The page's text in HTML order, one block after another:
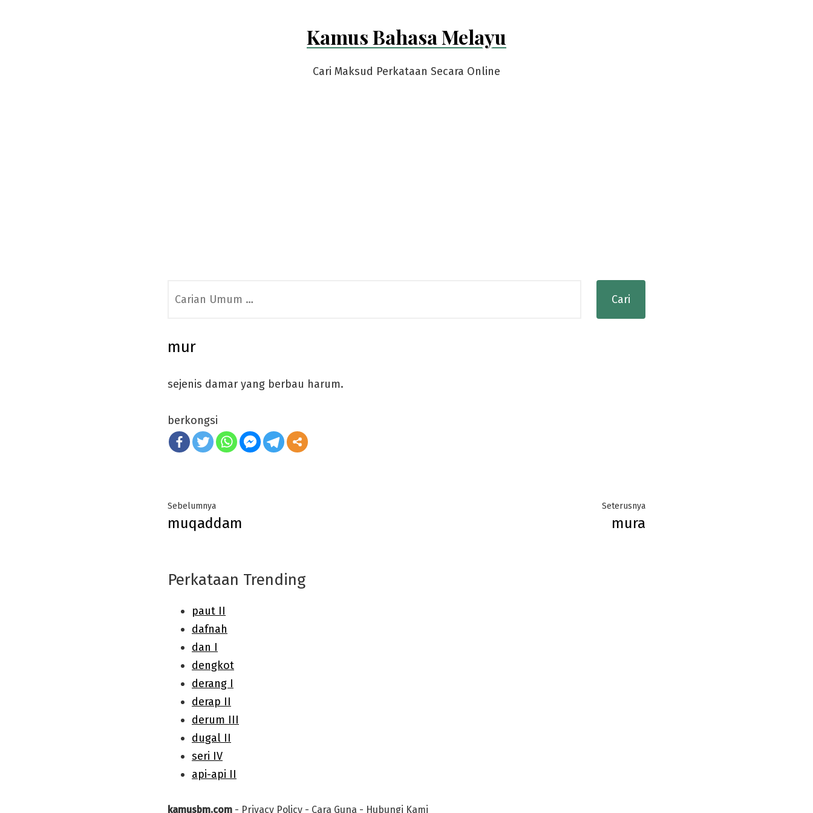
Kamus Bahasa Melayu
Cari Maksud Perkataan Secara Online
for:
mur
sejenis damar yang berbau harum.
berkongsi
Post
navigation
SebelumnyaPrevious
post:
muqaddam
SeterusnyaNext
mura
Perkataan Trending
kamusbm.com - Privacy Policy - Cara Guna - Hubungi Kami